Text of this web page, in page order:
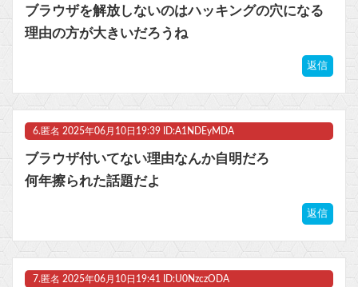
ブラウザを解放しないのはハッキングの穴になる
理由の方が大きいだろうね
返信
6. 匿名 2025年06月10日19:39 ID:A1NDEyMDA
ブラウザ付いてない理由なんか自明だろ
何年擦られた話題だよ
返信
7. 匿名 2025年06月10日19:41 ID:U0NzczODA